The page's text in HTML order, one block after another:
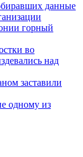
данные
горный
во
над
заставили
одному из